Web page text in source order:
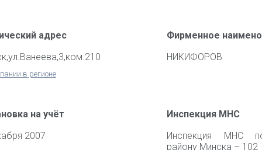
адрес
в регионе
Фирменное
НИКИФОРОВ
на учёт
2007
Инспекция МНС
Инспекция МНС
району Минска – 102